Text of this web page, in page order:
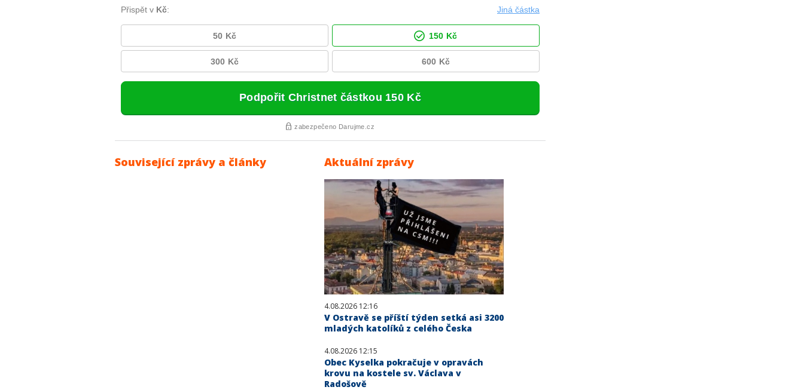
Související zprávy a články Aktuální zprávy
4.08.2026 12:16
V Ostravě se příští týden setká asi 3200
mladých katolíků z celého Česka
4.08.2026 12:15
Obec Kyselka pokračuje v opravách
krovu na kostele sv. Václava v
Radošově